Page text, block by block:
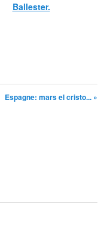
Ballester.
Espagne: mars el cristo... »